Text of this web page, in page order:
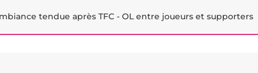
tendue après TFC - OL entre joueurs et supporters